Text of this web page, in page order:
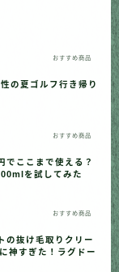
おすすめ商品
の夏ゴルフ行き帰り
おすすめ商品
でここまで使える？
を試してみた
おすすめ商品
の抜け毛取りクリー
神すぎた！ラグドー